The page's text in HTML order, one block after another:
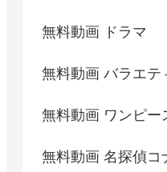
無料動画 ドラマ
無料動画 バラエテ
無料動画 ワンピー
無料動画 名探偵コ